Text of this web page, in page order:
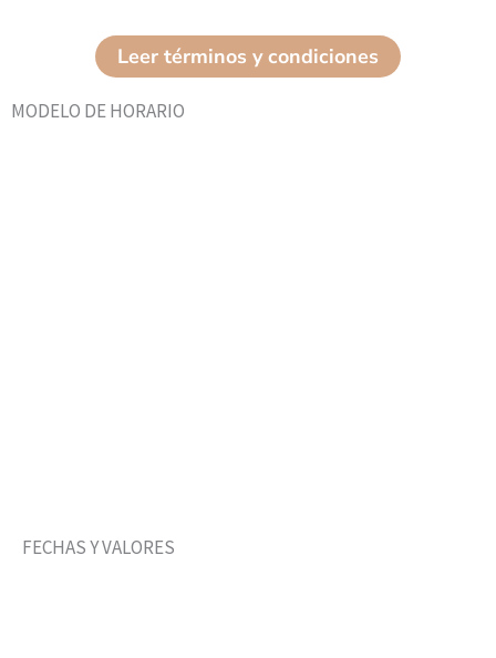
Leer términos y condiciones
MODELO DE HORARIO
FECHAS Y VALORES